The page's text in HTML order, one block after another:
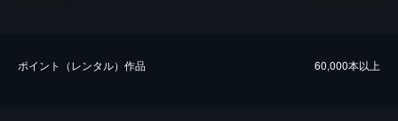
ポイント（レンタル）作品 60,000本以上